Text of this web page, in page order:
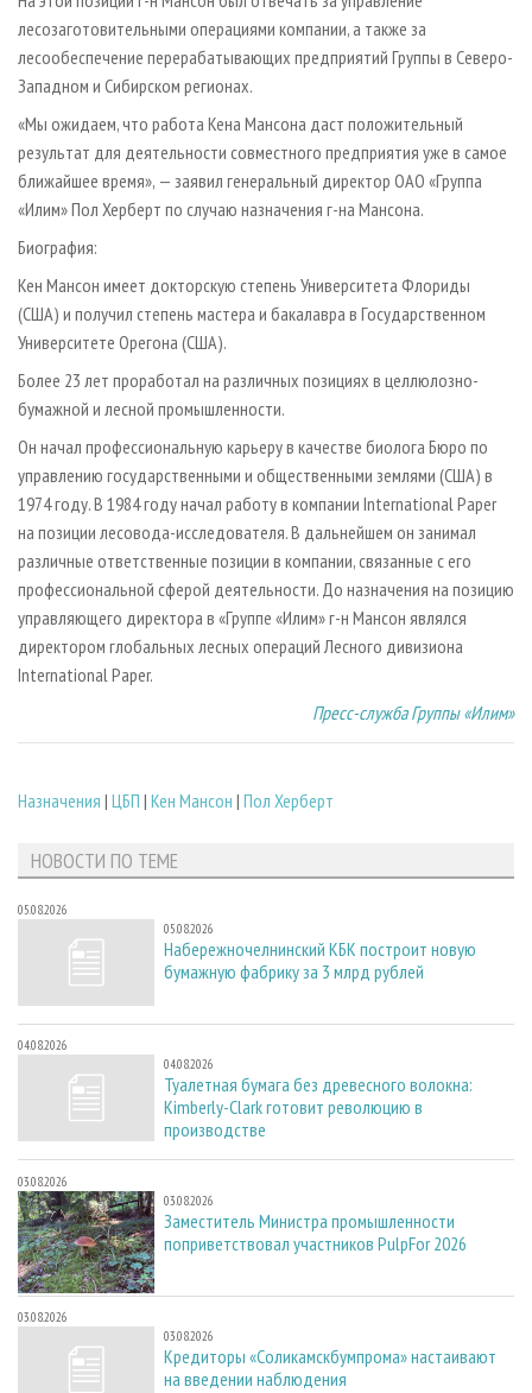
ЦБП
ИНСТРУМЕНТ И МАТЕРИАЛЫ
ГАЗЕТА ЛЕСПРОМФОРУМ
БИБЛИОТЕКА СПЕЦИАЛИСТА
лесозаготовительными операциями компании, а также за
лесообеспечение перерабатывающих предприятий Группы в Северо-
Западном и Сибирском регионах.
«Мы ожидаем, что работа Кена Мансона даст положительный
результат для деятельности совместного предприятия уже в самое
ближайшее время», — заявил генеральный директор ОАО «Группа
«Илим» Пол Херберт по случаю назначения г-на Мансона.
Биография:
Кен Мансон имеет докторскую степень Университета Флориды
(США) и получил степень мастера и бакалавра в Государственном
Университете Орегона (США).
Более 23 лет проработал на различных позициях в целлюлозно-
бумажной и лесной промышленности.
Он начал профессиональную карьеру в качестве биолога Бюро по
управлению государственными и общественными землями (США) в
1974 году. В 1984 году начал работу в компании International Paper
на позиции лесовода-исследователя. В дальнейшем он занимал
различные ответственные позиции в компании, связанные с его
профессиональной сферой деятельности. До назначения на позицию
управляющего директора в «Группе «Илим» г-н Мансон являлся
директором глобальных лесных операций Лесного дивизиона
International Paper.
Пресс-служба Группы «Илим»
Назначения | ЦБП | Кен Мансон | Пол Херберт
НОВОСТИ ПО ТЕМЕ
05.08.2026
05.08.2026
Набережночелнинский КБК построит новую
бумажную фабрику за 3 млрд рублей
04.08.2026
04.08.2026
Туалетная бумага без древесного волокна:
Kimberly-Clark готовит революцию в
производстве
03.08.2026
03.08.2026
Заместитель Министра промышленности
поприветствовал участников PulpFor 2026
03.08.2026
03.08.2026
Кредиторы «Соликамскбумпрома» настаивают
на введении наблюдения